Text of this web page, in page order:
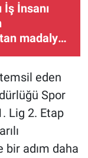
İş İnsanı
madalya
eden
Spor
Lig 2. Etap
adım daha